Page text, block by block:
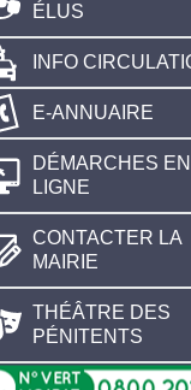
ÉLUS
INFO
E-ANNUAIRE
DÉMARCHES EN
LIGNE
CONTACTER LA
MAIRIE
THÉÂTRE DES
PÉNITENTS